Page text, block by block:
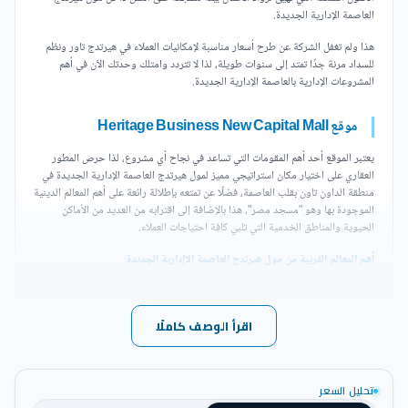
العاصمة الإدارية الجديدة.
هذا ولم تغفل الشركة عن طرح أسعار مناسبة لإمكانيات العملاء في هيرتدج تاور ونظم
للسداد مرنة جدًا تمتد إلى سنوات طويلة، لذا لا تتردد وامتلك وحدتك الآن في أهم
المشروعات الإدارية بالعاصمة الإدارية الجديدة.
موقع Heritage Business New Capital Mall
يعتبر الموقع أحد أهم المقومات التي تساعد في نجاح أي مشروع، لذا حرص المطور
العقاري على اختيار مكان استراتيجي مميز لمول هيرتدج العاصمة الإدارية الجديدة في
منطقة الداون تاون بقلب العاصمة، فضلًا عن تمتعه بإطلالة رائعة على أهم المعالم الدينية
الموجودة بها وهو "مسجد مصر"، هذا بالإضافة إلى اقترابه من العديد من الأماكن
الحيوية والمناطق الخدمية التي تلبي كافة احتياجات العملاء.
أهم المعالم القريبة من مول هيرتدج العاصمة الاإدارية الجديدة
يوجد مول هيرتدج العاصمة الإدارية على مسافة دقائق
معدودة من ساحة الشعب.
يمكنك الوصول إلى مول هيرتدج بيزنس من خلال مجلس
الوزراء في غضون دقائق معدودة.
اقرأ الوصف كاملًا
تحليل السعر